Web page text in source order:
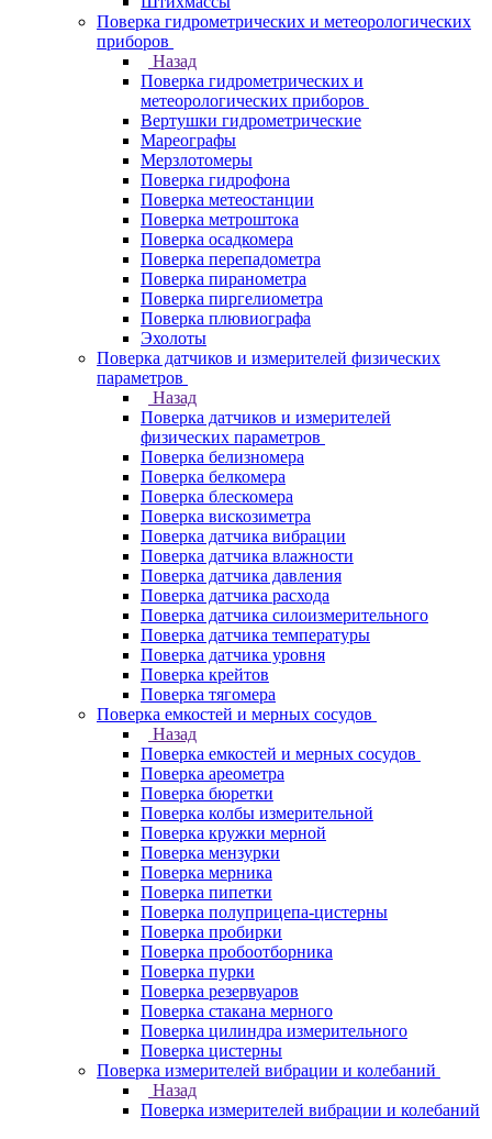
Поверка гидрометрических и метеорологических
приборов
Назад
Поверка гидрометрических и
метеорологических приборов
Вертушки гидрометрические
Мареографы
Мерзлотомеры
Поверка гидрофона
Поверка метеостанции
Поверка метроштока
Поверка осадкомера
Поверка перепадометра
Поверка пиранометра
Поверка пиргелиометра
Поверка плювиографа
Эхолоты
Поверка датчиков и измерителей физических
параметров
Назад
Поверка датчиков и измерителей
физических параметров
Поверка белизномера
Поверка белкомера
Поверка блескомера
Поверка вискозиметра
Поверка датчика вибрации
Поверка датчика влажности
Поверка датчика давления
Поверка датчика расхода
Поверка датчика силоизмерительного
Поверка датчика температуры
Поверка датчика уровня
Поверка крейтов
Поверка тягомера
Поверка емкостей и мерных сосудов
Назад
Поверка емкостей и мерных сосудов
Поверка ареометра
Поверка бюретки
Поверка колбы измерительной
Поверка кружки мерной
Поверка мензурки
Поверка мерника
Поверка пипетки
Поверка полуприцепа-цистерны
Поверка пробирки
Поверка пробоотборника
Поверка пурки
Поверка резервуаров
Поверка стакана мерного
Поверка цилиндра измерительного
Поверка цистерны
Поверка измерителей вибрации и колебаний
Назад
Поверка измерителей вибрации и колебаний